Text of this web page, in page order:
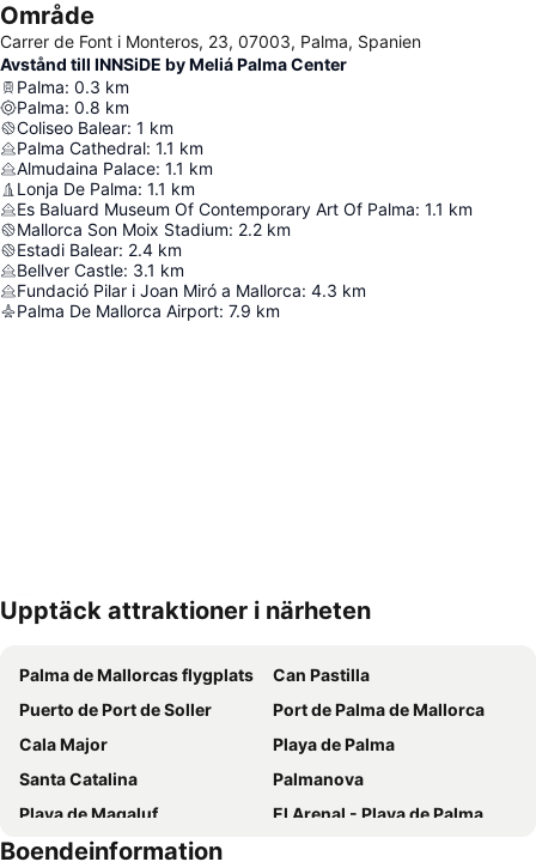
Område
Carrer de Font i Monteros, 23, 07003, Palma, Spanien
Avstånd till INNSiDE by Meliá Palma Center
Palma: 0.3 km
Palma: 0.8 km
Coliseo Balear: 1 km
Palma Cathedral: 1.1 km
Almudaina Palace: 1.1 km
Lonja De Palma: 1.1 km
Es Baluard Museum Of Contemporary Art Of Palma: 1.1 km
Mallorca Son Moix Stadium: 2.2 km
Estadi Balear: 2.4 km
Bellver Castle: 3.1 km
Fundació Pilar i Joan Miró a Mallorca: 4.3 km
Palma De Mallorca Airport: 7.9 km
Förstora kartan
Upptäck attraktioner i närheten
Palma de Mallorcas flygplats
Can Pastilla
Puerto de Port de Soller
Port de Palma de Mallorca
Cala Major
Playa de Palma
Santa Catalina
Palmanova
Playa de Magaluf
El Arenal - Playa de Palma
Santa Ponça
Boendeinformation